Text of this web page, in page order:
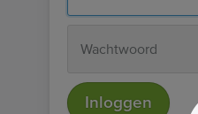
Inloggen